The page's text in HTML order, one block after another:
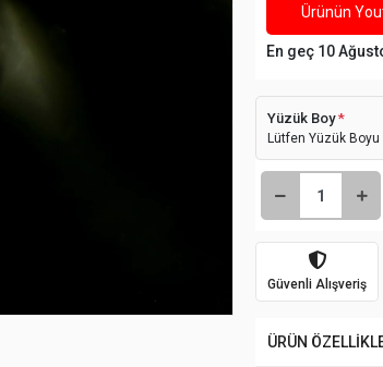
Ürünün
En geç 10
Yüzük Boy*
Lütfen Yüzük
Güvenli Alışveriş
ÜRÜN